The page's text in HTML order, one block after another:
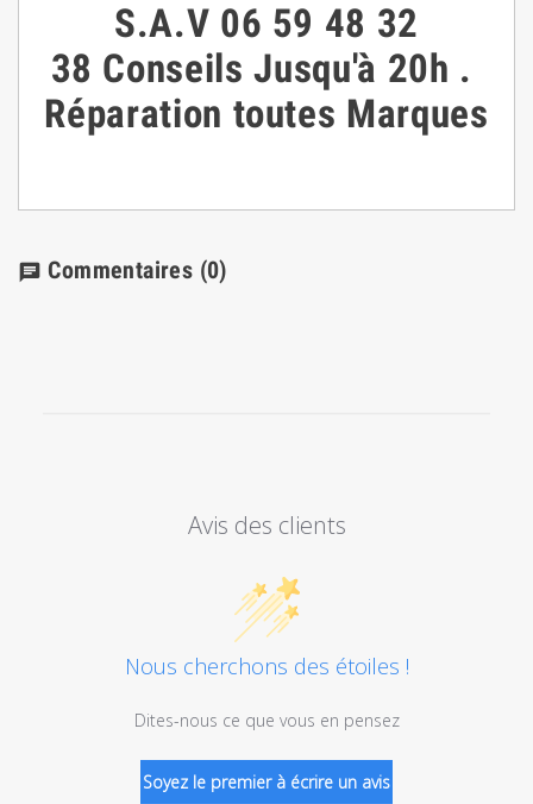
S.A.V 06 59 48 32
38 ConseilsJusqu'à 20h .
Réparation toutes Marques
chat Commentaires (0)
Avis des clients
Nous cherchons des étoiles !
Dites-nous ce que vous en pensez
Soyez le premier à écrire un avis